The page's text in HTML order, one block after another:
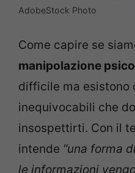
AdobeStock Photo
Come capire se
manipolazione
difficile ma esistono
inequivocabili che
insospettirti. Con il
intende “una forma
le informazioni